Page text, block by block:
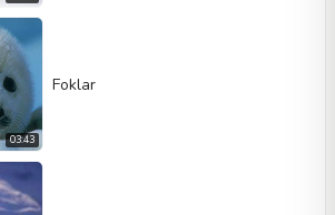
03:43
Foklar